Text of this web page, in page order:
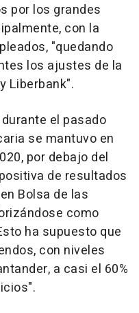
por los grandes
con la
"quedando
los ajustes de la
Liberbank".
el pasado
se mantuvo en
por debajo del
de resultados
Bolsa de las
como
ha supuesto que
con niveles
a casi el 60%